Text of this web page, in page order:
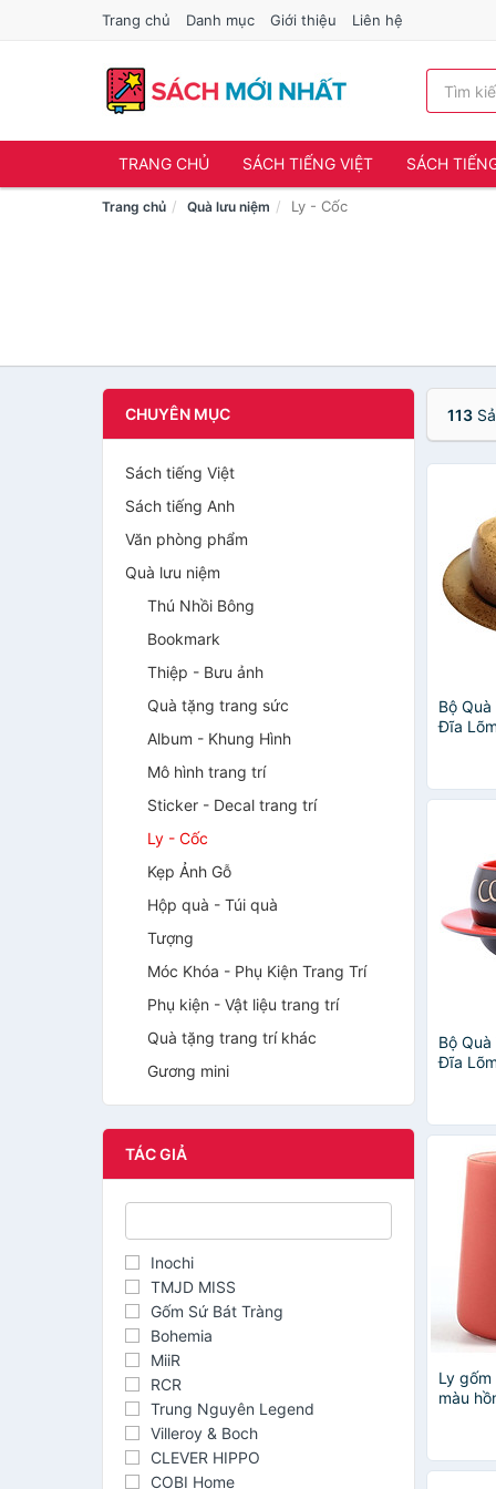
Trang chủ Danh mục Giới thiệu Liên hệ
TRANG CHỦ SÁCH TIẾNG VIỆT SÁCH
Trang chủ Quà lưu niệm Ly - Cốc
CHUYÊN MỤC
Sách tiếng Việt
Sách tiếng Anh
Văn phòng phẩm
Quà lưu niệm
Thú Nhồi Bông
Bookmark
Thiệp - Bưu ảnh
Quà tặng trang sức
Album - Khung Hình
Mô hình trang trí
Sticker - Decal trang trí
Ly - Cốc
Kẹp Ảnh Gỗ
Hộp quà - Túi quà
Tượng
Móc Khóa - Phụ Kiện Trang Trí
Phụ kiện - Vật liệu trang trí
Quà tặng trang trí khác
Gương mini
TÁC GIẢ
Inochi
TMJD MISS
Gốm Sứ Bát Tràng
Bohemia
MiiR
RCR
Trung Nguyên Legend
Villeroy & Boch
CLEVER HIPPO
COBI Home
113
Bộ
Đĩa
Bộ
Đĩa
Ly
màu